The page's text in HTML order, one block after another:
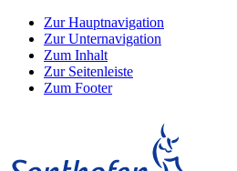
Zur Hauptnavigation
Zur Unternavigation
Zum Inhalt
Zur Seitenleiste
Zum Footer